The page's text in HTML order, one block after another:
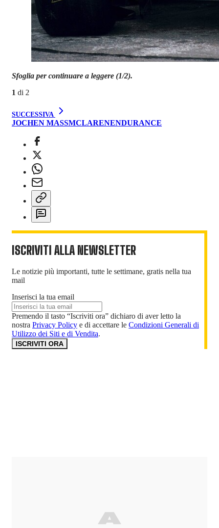
Sfoglia per continuare a leggere (1/2).
1 di 2
SUCCESSIVA
JOCHEN MASSMCLARENENDURANCE
ISCRIVITI ALLA NEWSLETTER
Le notizie più importanti, tutte le settimane, gratis nella tua
mail
Inserisci la tua email
Premendo il tasto “Iscriviti ora” dichiaro di aver letto la
nostra Privacy Policy e di accettare le Condizioni Generali di
Utilizzo dei Siti e di Vendita.
ISCRIVITI ORA